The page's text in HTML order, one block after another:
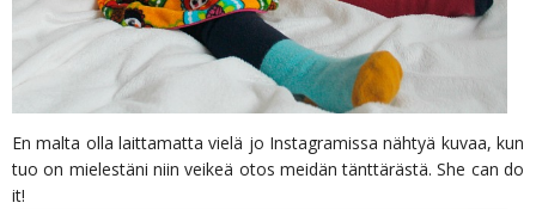
En malta olla laittamatta vielä jo Instagramissa nähtyä kuvaa, kun
tuo on mielestäni niin veikeä otos meidän tänttärästä. She can do
it!